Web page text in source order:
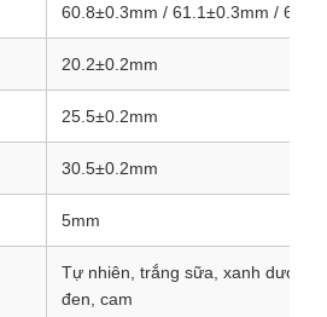
60.8±0.3mm / 61.1±0.3mm /
20.2±0.2mm
25.5±0.2mm
30.5±0.2mm
5mm
Tự nhiên, trắng sữa, xanh dương,
đen, cam